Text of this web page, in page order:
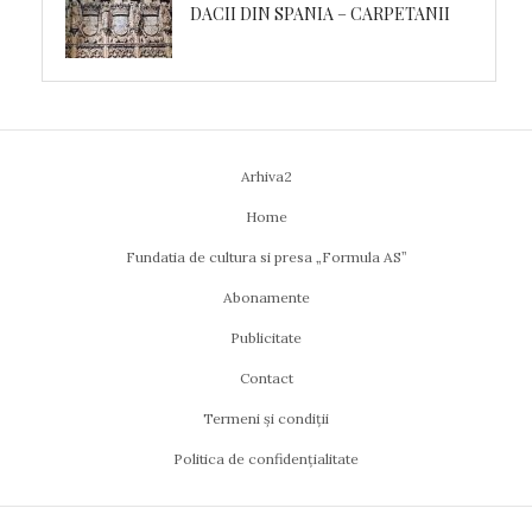
DACII DIN SPANIA – CARPETANII
Arhiva2
Home
Fundatia de cultura si presa „Formula AS”
Abonamente
Publicitate
Contact
Termeni și condiții
Politica de confidențialitate